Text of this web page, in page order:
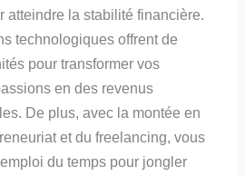
atteindre la stabilité financière.
technologiques offrent de
pour transformer vos
en des revenus
De plus, avec la montée en
et du freelancing, vous
du temps pour jongler